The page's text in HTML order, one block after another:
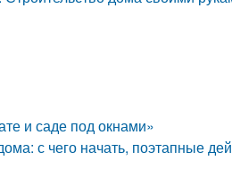
и саде под окнами»
с чего начать, поэтапные